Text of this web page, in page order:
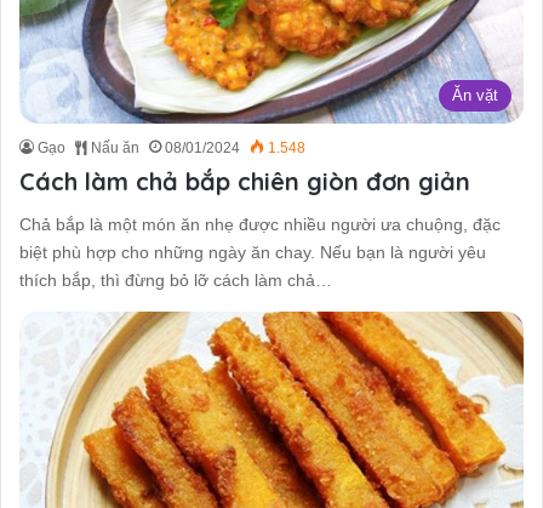
Ăn vặt
Gạo Nấu ăn 08/01/2024 1.548
Cách làm chả bắp chiên giòn đơn giản
Chả bắp là một món ăn nhẹ được nhiều người ưa chuộng, đặc
biệt phù hợp cho những ngày ăn chay. Nếu bạn là người yêu
thích bắp, thì đừng bỏ lỡ cách làm chả…